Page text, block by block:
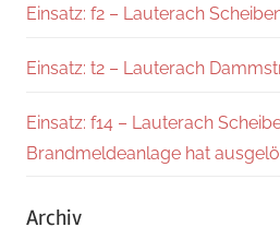
Einsatz: f2 – Lauterach
Einsatz: t2 – Lauterach
Einsatz: f14 – Lauterach
Brandmeldeanlage hat
Archiv